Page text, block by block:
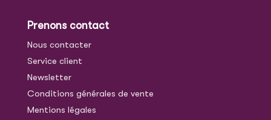
Prenons contact
Nous contacter
Service client
Newsletter
Conditions générales de vente
Mentions légales